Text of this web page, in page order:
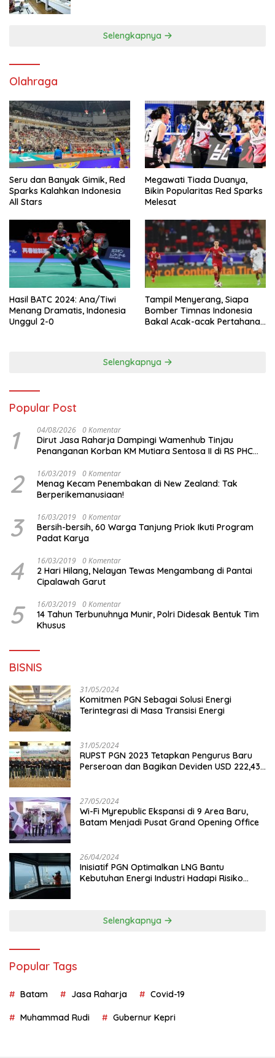
Selengkapnya
Olahraga
Seru dan Banyak Gimik, Red
Sparks Kalahkan Indonesia
All Stars
Megawati Tiada Duanya,
Bikin Popularitas Red Sparks
Melesat
Hasil BATC 2024: Ana/Tiwi
Menang Dramatis, Indonesia
Unggul 2-0
Tampil Menyerang, Siapa
Bomber Timnas Indonesia
Bakal Acak-acak Pertahanan
Selengkapnya
Popular Post
1 04/08/2026 0 Komentar
Dirut Jasa Raharja Dampingi Wamenhub Tinjau
Penanganan Korban KM Mutiara Sentosa II di RS PHC
2 16/03/2019 0 Komentar
Menag Kecam Penembakan di New Zealand: Tak
Berperikemanusiaan!
3 16/03/2019 0 Komentar
Bersih-bersih, 60 Warga Tanjung Priok Ikuti Program
Padat Karya
4 16/03/2019 0 Komentar
2 Hari Hilang, Nelayan Tewas Mengambang di Pantai
Cipalawah Garut
5 16/03/2019 0 Komentar
14 Tahun Terbunuhnya Munir, Polri Didesak Bentuk Tim
Khusus
BISNIS
31/05/2024
Komitmen PGN Sebagai Solusi Energi
Terintegrasi di Masa Transisi Energi
31/05/2024
RUPST PGN 2023 Tetapkan Pengurus Baru
Perseroan dan Bagikan Deviden USD 222,43
27/05/2024
Wi-Fi Myrepublic Ekspansi di 9 Area Baru,
Batam Menjadi Pusat Grand Opening Office
26/04/2024
Inisiatif PGN Optimalkan LNG Bantu
Kebutuhan Energi Industri Hadapi Risiko
Selengkapnya
Popular Tags
Batam Jasa Raharja Covid-19
Muhammad Rudi Gubernur Kepri